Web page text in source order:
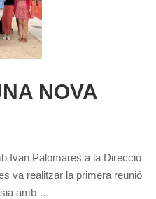
NOVA
Ivan Palomares a la Direcció
va realitzar la primera reunió
amb …